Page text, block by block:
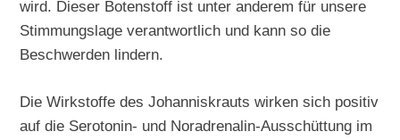
wird. Dieser Botenstoff ist unter anderem für unsere
Stimmungslage verantwortlich und kann so die
Beschwerden lindern.
Die Wirkstoffe des Johanniskrauts wirken sich positiv
auf die Serotonin- und Noradrenalin-Ausschüttung im